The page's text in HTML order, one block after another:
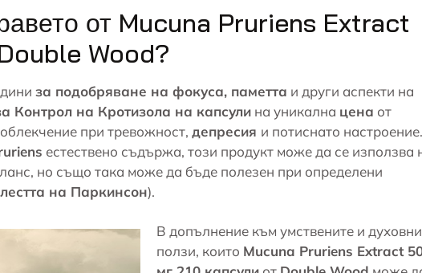
от Mucuna Pruriens Extract
Wood?
за подобряване на фокуса, паметта и други аспекти на
Контрол на Кротизола на капсули на уникална цена от
при тревожност, депресия и потиснато настроение.
естествено съдържа, този продукт може да се използва
но също така може да бъде полезен при определени
на Паркинсон).
В допълнение към умствените и духовни
ползи, които Mucuna Pruriens Extract